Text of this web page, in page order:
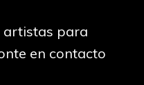
artistas para
en contacto